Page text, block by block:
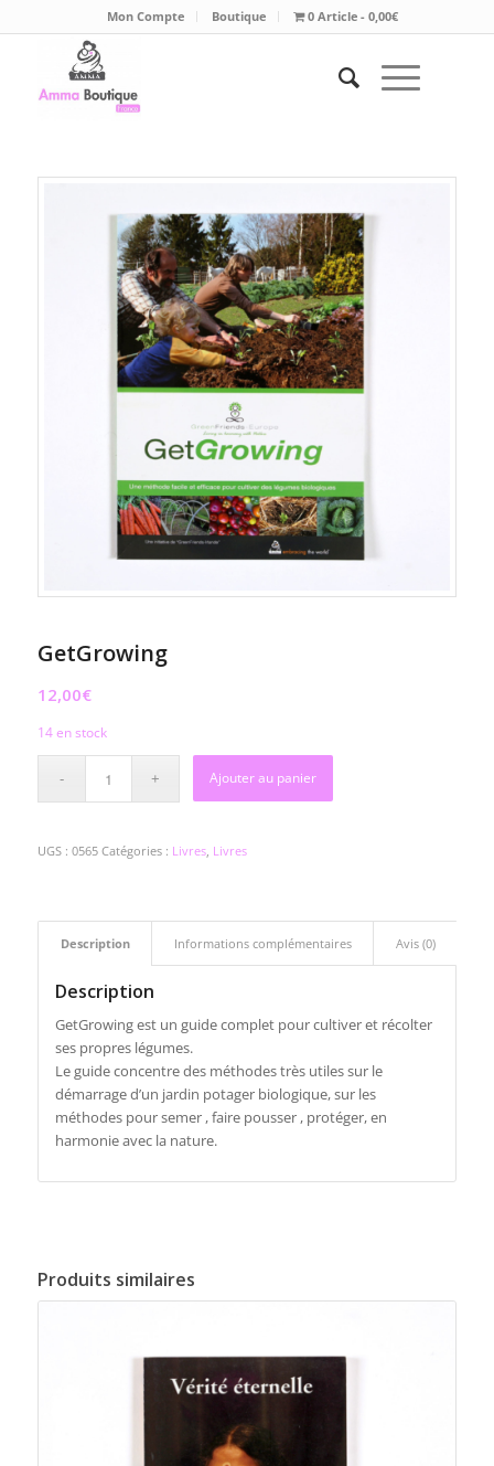
Mon Compte Boutique 0 Article 0,00€
GetGrowing
12,00€
14 en stock
Ajouter au panier
UGS : 0565 Catégories : Livres, Livres
Description Informations complémentaires Avis (0)
Description
GetGrowing est un guide complet pour cultiver et récolter
ses propres légumes.
Le guide concentre des méthodes très utiles sur le
démarrage d’un jardin potager biologique, sur les
méthodes pour semer , faire pousser , protéger, en
harmonie avec la nature.
Produits similaires